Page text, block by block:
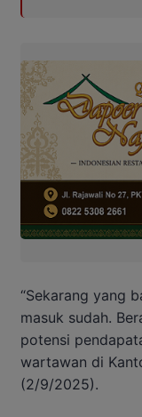
“Sekarang yang
masuk sudah.
potensi
wartawan di
(2/9/2025).